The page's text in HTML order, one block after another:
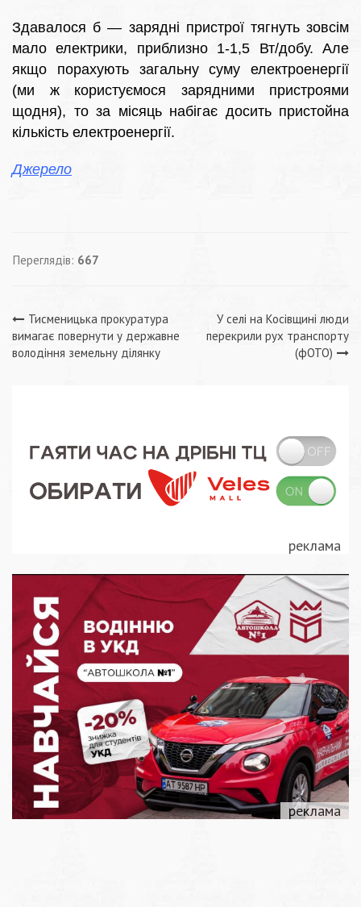
Здавалося б — зарядні пристрої тягнуть зовсім
мало електрики, приблизно 1-1,5 Вт/добу. Але
якщо порахують загальну суму електроенергії
(ми ж користуємося зарядними пристроями
щодня), то за місяць набігає досить пристойна
кількість електроенергії.
Джерело
Переглядів: 667
Навігація
записів
Тисменицька прокуратура
вимагає повернути у державне
володіння земельну ділянку
У селі на Косівщині люди
перекрили рух транспорту
(фОТО)